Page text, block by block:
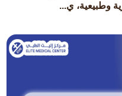
وطبيعية، ي...